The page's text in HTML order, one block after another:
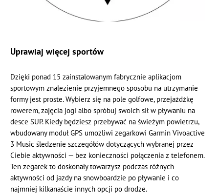
Uprawiaj więcej sportów
Dzięki ponad 15 zainstalowanym fabrycznie aplikacjom
sportowym znalezienie przyjemnego sposobu na utrzymanie
formy jest proste. Wybierz się na pole golfowe, przejażdżkę
rowerem, zajęcia jogi albo spróbuj swoich sił w pływaniu na
desce SUP. Kiedy będziesz przebywać na świeżym powietrzu,
wbudowany moduł GPS umożliwi zegarkowi Garmin Vivoactive
3 Music śledzenie szczegółów dotyczących wybranej przez
Ciebie aktywności — bez konieczności połączenia z telefonem.
Ten zegarek to doskonały towarzysz podczas różnych
aktywności od jazdy na snowboardzie po pływanie i co
najmniej kilkanaście innych opcji po drodze.